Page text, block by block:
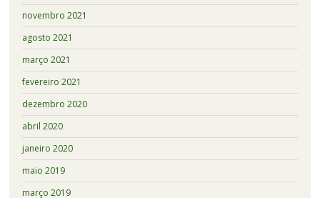
novembro 2021
agosto 2021
março 2021
fevereiro 2021
dezembro 2020
abril 2020
janeiro 2020
maio 2019
março 2019